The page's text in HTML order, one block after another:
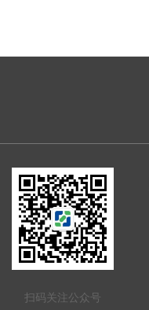
扫码关注公众号